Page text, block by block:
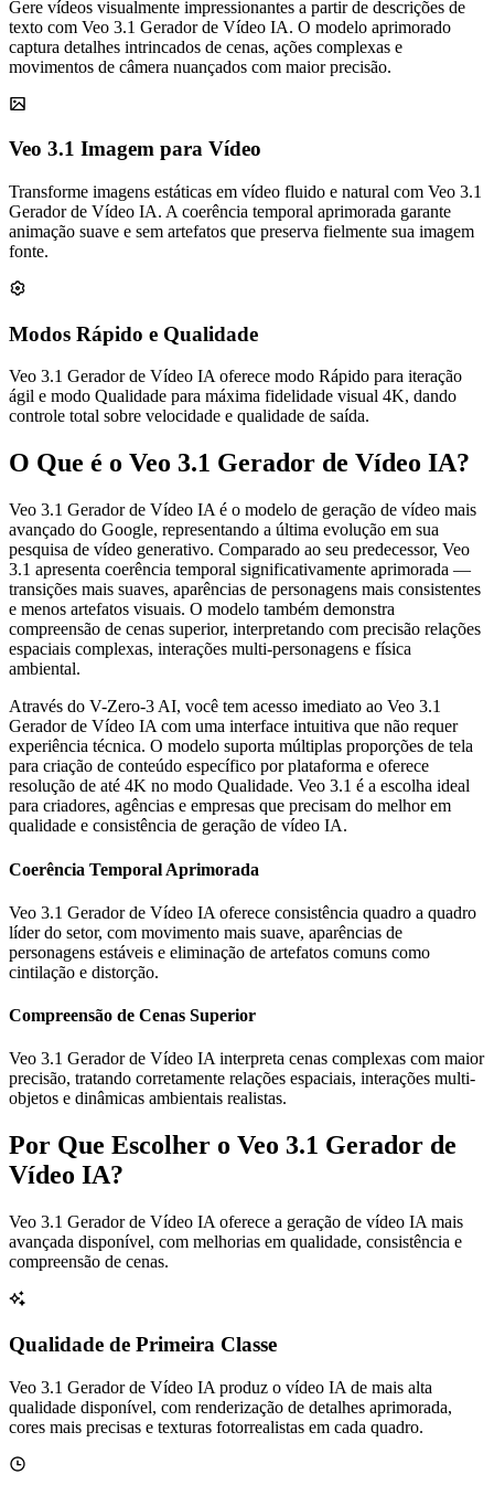
Gere vídeos visualmente impressionantes a partir de descrições de
texto com Veo 3.1 Gerador de Vídeo IA. O modelo aprimorado
captura detalhes intrincados de cenas, ações complexas e
movimentos de câmera nuançados com maior precisão.
Veo 3.1 Imagem para Vídeo
Transforme imagens estáticas em vídeo fluido e natural com Veo 3.1
Gerador de Vídeo IA. A coerência temporal aprimorada garante
animação suave e sem artefatos que preserva fielmente sua imagem
fonte.
Modos Rápido e Qualidade
Veo 3.1 Gerador de Vídeo IA oferece modo Rápido para iteração
ágil e modo Qualidade para máxima fidelidade visual 4K, dando
controle total sobre velocidade e qualidade de saída.
O Que é o Veo 3.1 Gerador de Vídeo IA?
Veo 3.1 Gerador de Vídeo IA é o modelo de geração de vídeo mais
avançado do Google, representando a última evolução em sua
pesquisa de vídeo generativo. Comparado ao seu predecessor, Veo
3.1 apresenta coerência temporal significativamente aprimorada —
transições mais suaves, aparências de personagens mais consistentes
e menos artefatos visuais. O modelo também demonstra
compreensão de cenas superior, interpretando com precisão relações
espaciais complexas, interações multi-personagens e física
ambiental.
Através do V-Zero-3 AI, você tem acesso imediato ao Veo 3.1
Gerador de Vídeo IA com uma interface intuitiva que não requer
experiência técnica. O modelo suporta múltiplas proporções de tela
para criação de conteúdo específico por plataforma e oferece
resolução de até 4K no modo Qualidade. Veo 3.1 é a escolha ideal
para criadores, agências e empresas que precisam do melhor em
qualidade e consistência de geração de vídeo IA.
Coerência Temporal Aprimorada
Veo 3.1 Gerador de Vídeo IA oferece consistência quadro a quadro
líder do setor, com movimento mais suave, aparências de
personagens estáveis e eliminação de artefatos comuns como
cintilação e distorção.
Compreensão de Cenas Superior
Veo 3.1 Gerador de Vídeo IA interpreta cenas complexas com maior
precisão, tratando corretamente relações espaciais, interações multi-
objetos e dinâmicas ambientais realistas.
Por Que Escolher o Veo 3.1 Gerador de
Vídeo IA?
Veo 3.1 Gerador de Vídeo IA oferece a geração de vídeo IA mais
avançada disponível, com melhorias em qualidade, consistência e
compreensão de cenas.
Qualidade de Primeira Classe
Veo 3.1 Gerador de Vídeo IA produz o vídeo IA de mais alta
qualidade disponível, com renderização de detalhes aprimorada,
cores mais precisas e texturas fotorrealistas em cada quadro.